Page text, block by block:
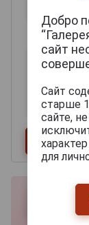
Добро
сайт
Сайт
старше
сайте,
для